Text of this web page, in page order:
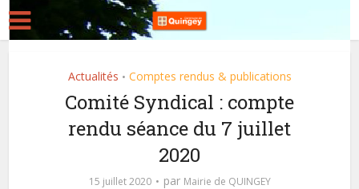
Actualités • Comptes rendus & publications
Comité Syndical : compte
rendu séance du 7 juillet
2020
15 juillet 2020 par Mairie de QUINGEY